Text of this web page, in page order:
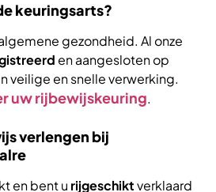
keuringsarts?
gezondheid. Al onze
en aangesloten op
veilige en snelle verwerking.
uw rijbewijskeuring.
verlengen bij
en bent u rijgeschiktverklaard